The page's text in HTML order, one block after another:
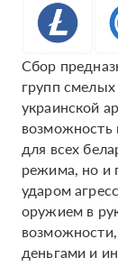
Сбор
групп
украинской
возможность
для всех
режима, но и
ударом
оружием в
деньгами и